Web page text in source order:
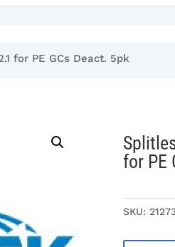
for PE GCs Deact. 5pk
for PE
SKU: